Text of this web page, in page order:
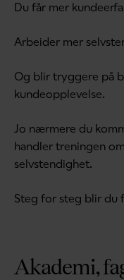
Du får mer
Arbeider mer
Og blir tryggere på
kundeopplevelse.
Jo nærmere du
handler treningen
selvstendighet.
Steg for steg blir du
Akademi,